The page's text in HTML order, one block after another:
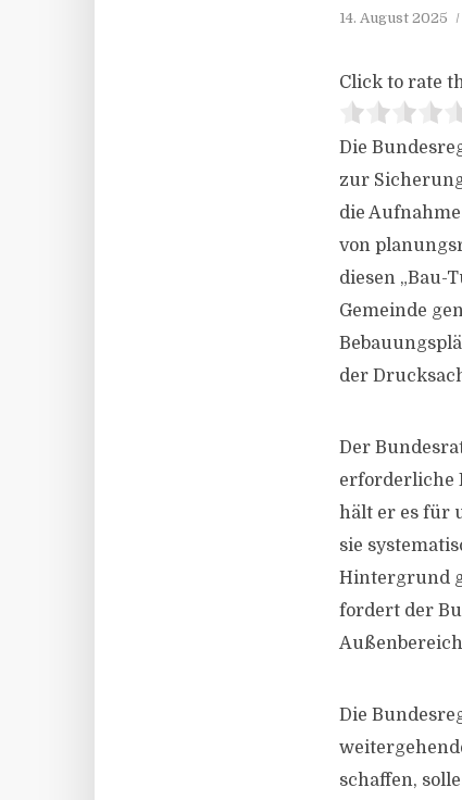
14. August 2025
Click to rate
Die
zur
die
von
diesen „Bau-
Gemeinde
der
Der
erforderliche
hält er es für
sie
Hintergrund
fordert der
Die
schaffen,